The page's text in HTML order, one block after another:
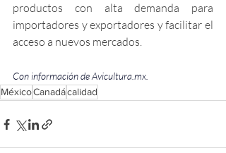
productos con alta demanda para
importadores y exportadores y facilitar el
acceso a nuevos mercados.
Con información de Avicultura.mx
MéxicoCanadácalidad